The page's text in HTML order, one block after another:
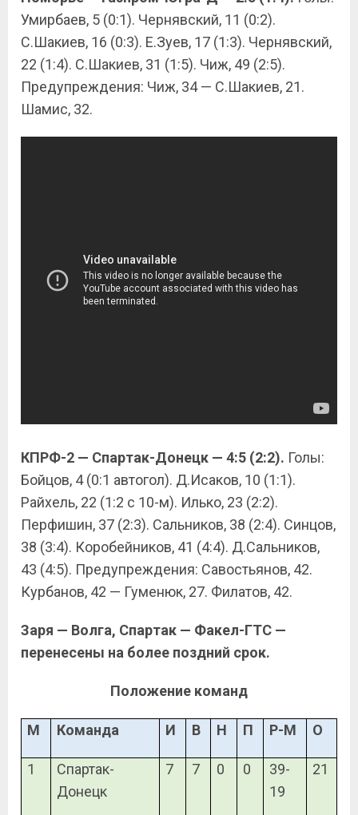
Умирбаев, 5 (0:1). Чернявский, 11 (0:2).
С.Шакиев, 16 (0:3). Е.Зуев, 17 (1:3). Чернявский,
22 (1:4). С.Шакиев, 31 (1:5). Чиж, 49 (2:5).
Предупреждения: Чиж, 34 — С.Шакиев, 21.
Шамис, 32.
КПРФ-2 — Спартак-Донецк — 4:5 (2:2). Голы:
Бойцов, 4 (0:1 автогол). Д.Исаков, 10 (1:1).
Райхель, 22 (1:2 с 10-м). Илько, 23 (2:2).
Перфишин, 37 (2:3). Сальников, 38 (2:4). Синцов,
38 (3:4). Коробейников, 41 (4:4). Д.Сальников,
43 (4:5). Предупреждения: Савостьянов, 42.
Курбанов, 42 — Гуменюк, 27. Филатов, 42.
Заря — Волга, Спартак — Факел-ГТС —
перенесены на более поздний срок.
Положение команд
М Команда И В Н П Р-М О
1
Спартак-
Донецк
7 7 0 0
39-
19
21